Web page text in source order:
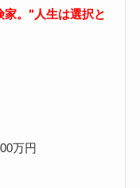
家。"人生は選択と
万円